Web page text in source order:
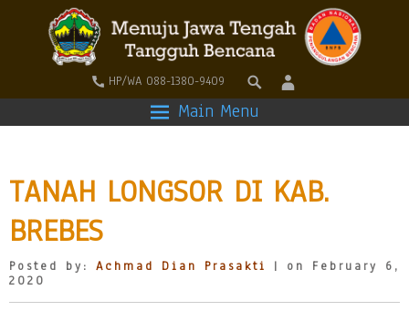
HP/WA 088-1380-9409
Main Menu
TANAH LONGSOR DI KAB.
BREBES
Posted by: Achmad Dian Prasakti
| on February 6,
2020